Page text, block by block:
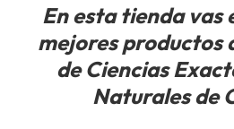
En esta tienda vas
mejores productos
de Ciencias
Naturales de